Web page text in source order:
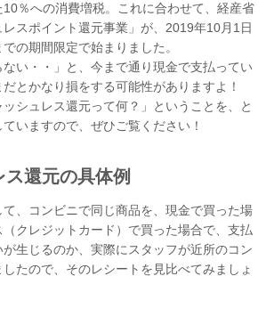
％への消費増税。これに合わせて、経産省
スポイント還元事業」が、2019年10月1日
の期間限定で始まりました。
ない・・」と、今まで通り現金で支払ってい
とかなり損をする可能性がありますよ！
シュレス還元って何？」ということを、と
いますので、ぜひご覧ください！
ス還元の具体例
、コンビニで同じ商品を、現金で買った場
クレジットカード）で買った場合で、支払
生じるのか、実際にスタッフが近所のコン
たので、そのレシートを見比べてみましょ